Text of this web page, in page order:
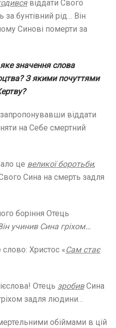
віддати Свого
бунтівний рід… Він
Синові померти за
значення слова
З якими почуттями
віддати
на Себе смертний
це великої боротьби,
Сина на смерть задля
боріння Отець
учинив Сина гріхом…
Христос «Сам стає
Отець зробивСина
задля людини…
обіймами в цій